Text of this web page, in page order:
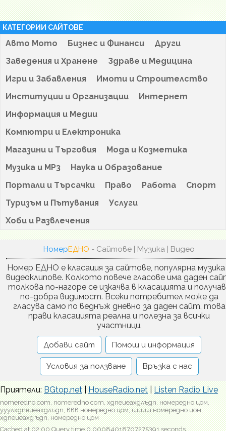
КАТЕГОРИИ САЙТОВЕ
Авто Мото Бизнес и Финанси
Други
Заведения и Хранене
Здраве и Медицина
Игри и Забавления
Имоти и Строителство
Институции и Организации
Интернет
Информация и Медии
Компютри и Електроника
Магазини и Търговия
Мода и Козметика
Музика и MP3
Наука и Образование
Портали и Търсачки
Право Работа
Спорт
Туризъм и Пътувания
Услуги
Хоби и Развлечения
НомерЕДНО - Сайтове | Музика | Видео
Номер ЕДНО е класация за сайтове, популярна музика
видеоклипове. Колкото повече гласове има даден
толкова по-нагоре се изкачва в класацията и
по-добра видимост. Всеки потребител може да
гласува само по веднъж дневно за даден сайт, това
прави класацията реална и полезна за всички
участници.
Добави сайт Помощ и информация
Условия за ползване Връзка с нас
Приятели:BGtop.net|HouseRadio.net|Listen Radio Live
nomeredno.com, nomeredno com, хдпеиеахдлъдп, номередно.цом,
ууулхдпеиеахдлъдп, ввв.номередно.цом, шшш.номередно.цом,
хдпеиеахд ъдп, номередно цом
Cached at 02:00 Query time 0.00084018707275391 seconds